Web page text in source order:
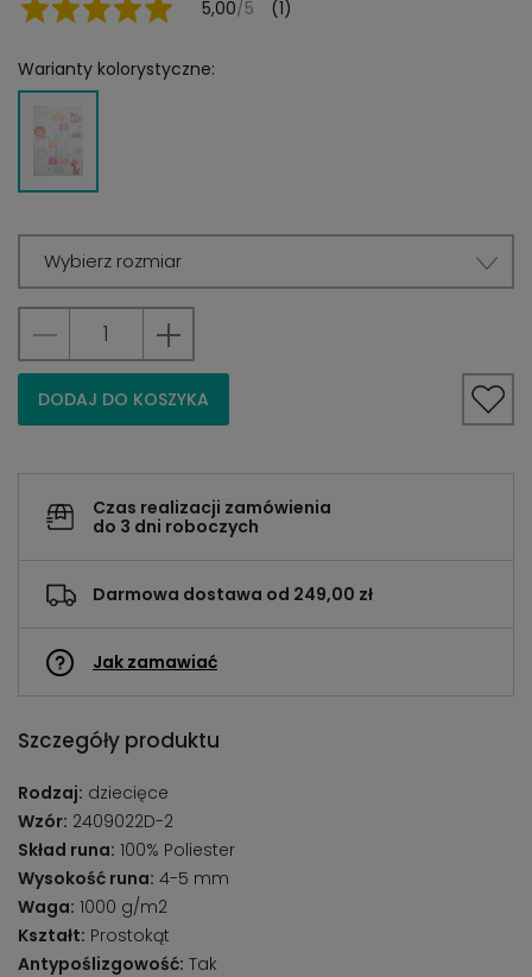
5,00/5 (1)
Warianty kolorystyczne:
Wybierz rozmiar
DODAJ DO KOSZYKA
Czas realizacji zamówienia
do 3 dni roboczych
Darmowa dostawa od 249,00 zł
Jak zamawiać
Szczegóły produktu
Rodzaj: dziecięce
Wzór: 2409022D-2
Skład runa: 100% Poliester
Wysokość runa: 4-5 mm
Waga: 1000 g/m2
Kształt: Prostokąt
Antypoślizgowość: Tak